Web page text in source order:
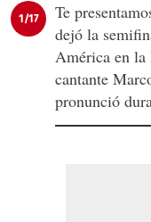
1/17
Te
dejó la
América en
cantante
pronunció